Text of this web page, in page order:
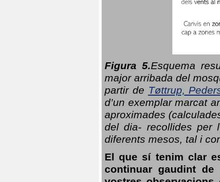
Figura 5.Esquema
major arribada del
partir de Tøttrup,
d’un exemplar marcat
aproximades
del dia- recollides per
diferents mesos, tal i
El que sí tenim clar
continuar gaudint